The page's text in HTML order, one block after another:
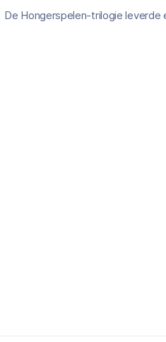
De Hongerspelen-trilogie